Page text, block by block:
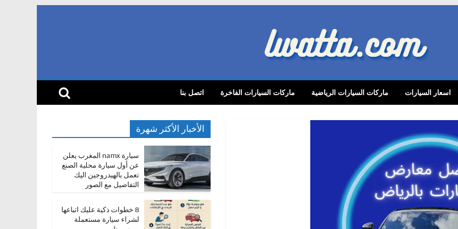
اسعار السيارات ماركات السيارات الرياضية ماركات السيارات الفاخرة اتصل بنا
الأخبار الأكثر شهرة
سيارة namx المغرب يعلن
عن أول سيارة محلية الصنع
تعمل بالهيدروجين اليك
التفاصيل مع الصور
8 خطوات ذكية عليك اتباعها
لشراء سيارة مستعملة